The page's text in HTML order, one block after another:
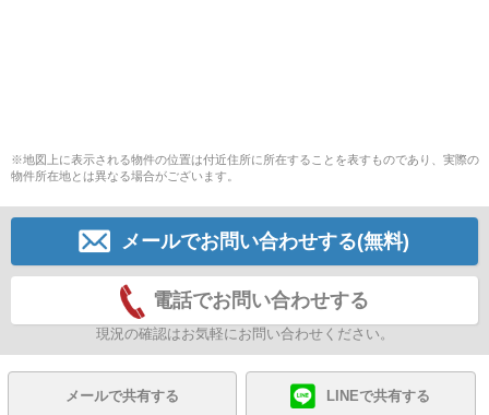
※地図上に表示される物件の位置は付近住所に所在することを表すものであり、実際の
物件所在地とは異なる場合がございます。
メールでお問い合わせする(無料)
電話でお問い合わせする
現況の確認はお気軽にお問い合わせください。
メールで共有する LINEで共有する